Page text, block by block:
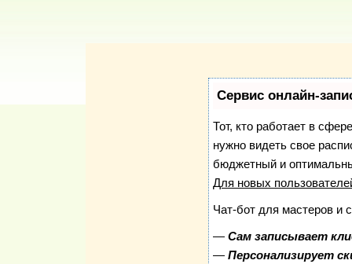
Сервис онлайн-
Тот, кто работает в
нужно видеть свое
бюджетный и
Для новых
Чат-бот для мастеров и
— Сам записывает
— Персонализирует